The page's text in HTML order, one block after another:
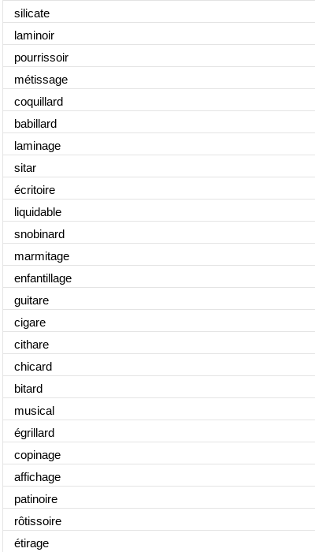
silicate
laminoir
pourrissoir
métissage
coquillard
babillard
laminage
sitar
écritoire
liquidable
snobinard
marmitage
enfantillage
guitare
cigare
cithare
chicard
bitard
musical
égrillard
copinage
affichage
patinoire
rôtissoire
étirage